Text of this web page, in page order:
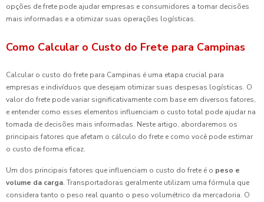
opções de frete pode ajudar empresas e consumidores a tomar decisões
mais informadas e a otimizar suas operações logísticas.
Como Calcular o Custo do Frete para Campinas
Calcular o custo do frete para Campinas é uma etapa crucial para
empresas e indivíduos que desejam otimizar suas despesas logísticas. O
valor do frete pode variar significativamente com base em diversos fatores,
e entender como esses elementos influenciam o custo total pode ajudar na
tomada de decisões mais informadas. Neste artigo, abordaremos os
principais fatores que afetam o cálculo do frete e como você pode estimar
o custo de forma eficaz.
Um dos principais fatores que influenciam o custo do frete é o peso e
volume da carga. Transportadoras geralmente utilizam uma fórmula que
considera tanto o peso real quanto o peso volumétrico da mercadoria. O